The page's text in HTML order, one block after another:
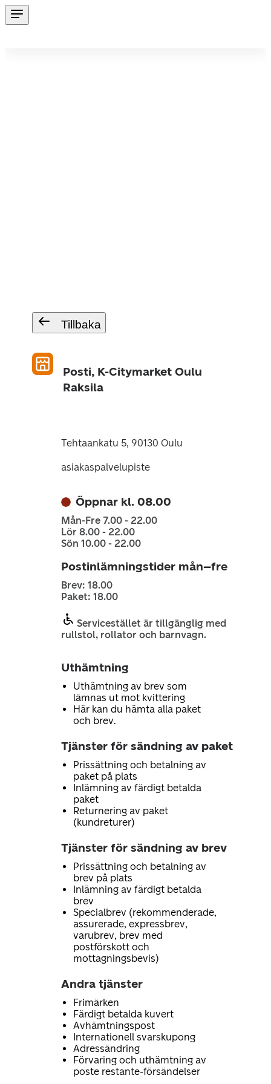
Tillbaka
Posti, K-Citymarket Oulu
Raksila
Tehtaankatu 5, 90130 Oulu
asiakaspalvelupiste
Öppnar kl. 08.00
Mån-Fre 7.00 - 22.00
Lör 8.00 - 22.00
Sön 10.00 - 22.00
Postinlämningstider mån–fre
Brev: 18.00
Paket: 18.00
Servicestället är tillgänglig med
rullstol, rollator och barnvagn.
Uthämtning
Uthämtning av brev som
lämnas ut mot kvittering
Här kan du hämta alla paket
och brev.
Tjänster för sändning av paket
Prissättning och betalning av
paket på plats
Inlämning av färdigt betalda
paket
Returnering av paket
(kundreturer)
Tjänster för sändning av brev
Prissättning och betalning av
brev på plats
Inlämning av färdigt betalda
brev
Specialbrev (rekommenderade,
assurerade, expressbrev,
varubrev, brev med
postförskott och
mottagningsbevis)
Andra tjänster
Frimärken
Färdigt betalda kuvert
Avhämtningspost
Internationell svarskupong
Adressändring
Förvaring och uthämtning av
poste restante-försändelser